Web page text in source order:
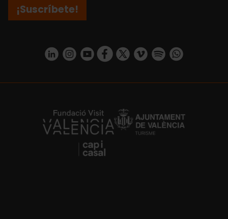
¡Suscríbete!
https://www.linkedin.com/company/turismo-valencia/mycompany/
https://www.instagram.com/visit_valencia/
https://www.youtube.com/user/
https://www.facebook.com/
https://twitter.com/
https://vimeo.com/
https://https://api.whatsapp.com/
https://fundacion.visitvalencia.com/